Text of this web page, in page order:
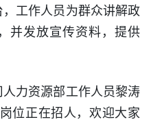
工作人员为群众讲解政
并发放宣传资料，提供
力资源部工作人员黎涛
位正在招人，欢迎大家